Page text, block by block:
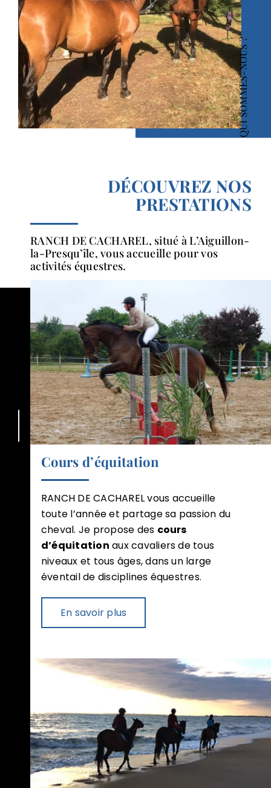
QUI SOMMES-NOUS ?
DÉCOUVREZ NOS
PRESTATIONS
RANCH DE CACHAREL, situé à L’Aiguillon-
la-Presqu’île, vous accueille pour vos
activités équestres.
Cours d’équitation
RANCH DE CACHAREL vous accueille
toute l’année et partage sa passion du
cheval. Je propose des cours
d’équitation aux cavaliers de tous
niveaux et tous âges, dans un large
éventail de disciplines équestres.
En savoir plus